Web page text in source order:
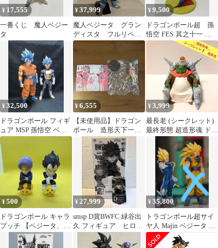
¥ 17,555
一番くじ 魔人ベジー
タ
¥37,999
魔人ベジータ グラン
ディスタ フルリペイ
ント
¥9,500
ドラゴンボール超 孫
悟空 FES 其之十一 超
サイヤ人４ ゴジータ
¥32,500
ドラゴンボール フィギ
ュア MSP 孫悟空 ベジ
ータ2体セットリペイン
ト品
¥6,555
【未使用品】ドラゴン
ボール 造形天下一武
道会7 其之五 ブル
マ フィギュア
¥3,999
最長老 (シークレット)
最終形態 超造形魂 ドラ
ゴンボール改 フリーザ
¥500
ドラゴンボール キャラ
プッチ 【ベジータ、ト
ランクス 2体セット】
開封品
¥ 27,999
smsp D賞BWFC 緑谷出
久 フィギュア ヒロア
¥35,800
トラゴンボール超サイ
ヤ人 Majin ベジータ フ
ィギュアリペイント